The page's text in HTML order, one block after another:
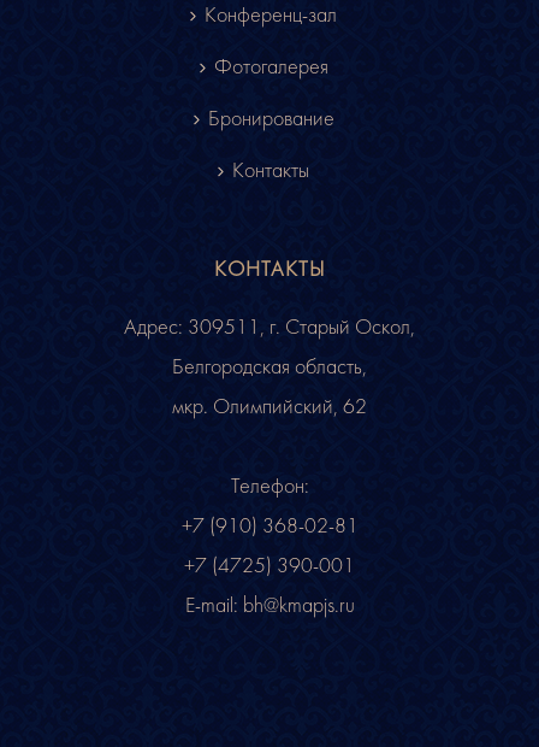
Конференц-зал
Фотогалерея
Бронирование
Контакты
КОНТАКТЫ
Адрес: 309511, г. Старый Оскол,
Белгородская область,
мкр. Олимпийский, 62
Телефон:
+7 (910) 368-02-81
+7 (4725) 390-001
E-mail: bh@kmapjs.ru